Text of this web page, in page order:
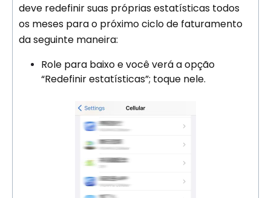
deve redefinir suas próprias estatísticas todos
os meses para o próximo ciclo de faturamento
da seguinte maneira:
Role para baixo e você verá a opção
“Redefinir estatísticas”; toque nele.